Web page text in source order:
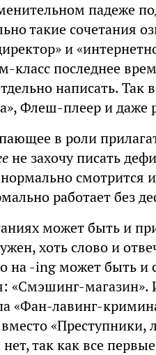
падеже
такие сочетания
и
класс последнее
написать. Так
Флеш-плеер и даже
в роли
не захочу писать
смотрится
работает без
может быть и
хоть слово и
на -ing может быть
«Смэшинг-
«Фан-лавинг-
«Преступники,
так как все